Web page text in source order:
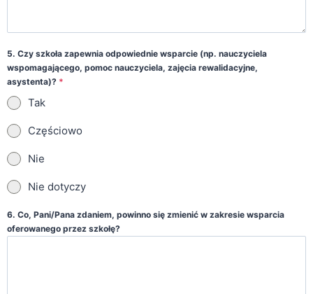
5. Czy szkoła zapewnia odpowiednie wsparcie (np. nauczyciela
wspomagającego, pomoc nauczyciela, zajęcia rewalidacyjne,
asystenta)? *
Tak
Częściowo
Nie
Nie dotyczy
6. Co, Pani/Pana zdaniem, powinno się zmienić w zakresie wsparcia
oferowanego przez szkołę?